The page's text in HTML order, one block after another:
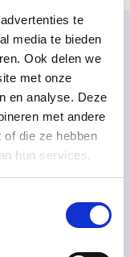
te
media te bieden
Ook delen we
met onze
en analyse. Deze
met andere
die ze hebben
hun services.